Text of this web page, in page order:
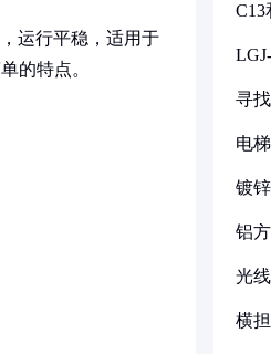
运行平稳，适用于
的特点。
C13
寻
电
镀
铝
光
横